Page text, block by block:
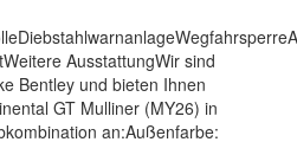
AusstattungWir sind
Bentley und bieten Ihnen
GT Mulliner (MY26) in
an:Außenfarbe: